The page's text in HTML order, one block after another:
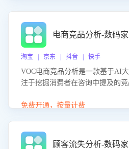
电商竞品分析-数码
淘宝 | 京东 | 抖音 | 快手
VOC电商竞品分析是一款基于AI
注于挖掘消费者在咨询中提及的
商品信息，进行多维度交叉对比，
企业优化营销话术、突出产品与
化率，避免陷入单纯价格竞争，实
免费开通，按量计费
顾客流失分析-数码